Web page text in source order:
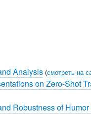
Analysis (смотреть на
on Zero-Shot
Robustness of